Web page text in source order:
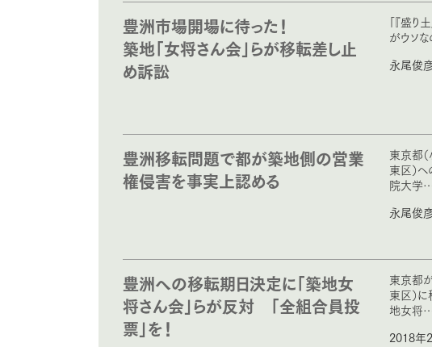
豊洲市場開場に待った！
築地「女将さん会」らが移転差し止
め訴訟
「『盛り
がウソ
永尾俊
豊洲移転問題で都が築地側の営業
権侵害を事実上認める
東京都
東区）
院大学
永尾俊
豊洲への移転期日決定に「築地女
将さん会」らが反対 「全組合員投
票」を！
東京都
東区）
地女将
2018年